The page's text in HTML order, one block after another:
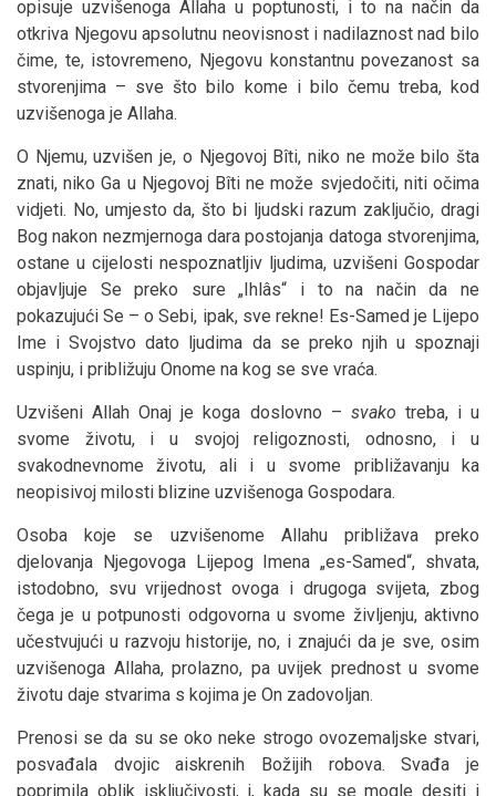
opisuje uzvišenoga Allaha u poptunosti, i to na način da
otkriva Njegovu apsolutnu neovisnost i nadilaznost nad bilo
čime, te, istovremeno, Njegovu konstantnu povezanost sa
stvorenjima – sve što bilo kome i bilo čemu treba, kod
uzvišenoga je Allaha.
O Njemu, uzvišen je, o Njegovoj Bîti, niko ne može bilo šta
znati, niko Ga u Njegovoj Bîti ne može svjedočiti, niti očima
vidjeti. No, umjesto da, što bi ljudski razum zaključio, dragi
Bog nakon nezmjernoga dara postojanja datoga stvorenjima,
ostane u cijelosti nespoznatljiv ljudima, uzvišeni Gospodar
objavljuje Se preko sure „Ihlâs“ i to na način da ne
pokazujući Se – o Sebi, ipak, sve rekne! Es-Samed je Lijepo
Ime i Svojstvo dato ljudima da se preko njih u spoznaji
uspinju, i približuju Onome na kog se sve vraća.
Uzvišeni Allah Onaj je koga doslovno – svako treba, i u
svome životu, i u svojoj religoznosti, odnosno, i u
svakodnevnome životu, ali i u svome približavanju ka
neopisivoj milosti blizine uzvišenoga Gospodara.
Osoba koje se uzvišenome Allahu približava preko
djelovanja Njegovoga Lijepog Imena „es-Samed“, shvata,
istodobno, svu vrijednost ovoga i drugoga svijeta, zbog
čega je u potpunosti odgovorna u svome življenju, aktivno
učestvujući u razvoju historije, no, i znajući da je sve, osim
uzvišenoga Allaha, prolazno, pa uvijek prednost u svome
životu daje stvarima s kojima je On zadovoljan.
Prenosi se da su se oko neke strogo ovozemaljske stvari,
posvađala dvojic aiskrenih Božijih robova. Svađa je
poprimila oblik isključivosti, i, kada su se mogle desiti i